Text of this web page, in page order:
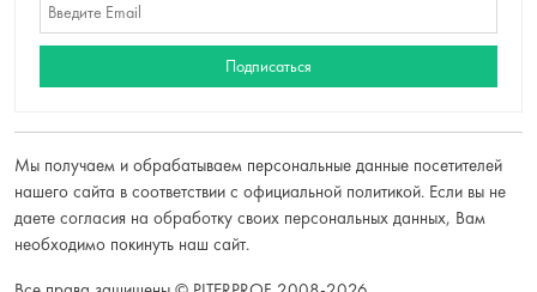
Мы получаем и обрабатываем персональные данные посетителей
нашего сайта в соответствии с официальной политикой. Если вы не
даете согласия на обработку своих персональных данных, Вам
необходимо покинуть наш сайт.